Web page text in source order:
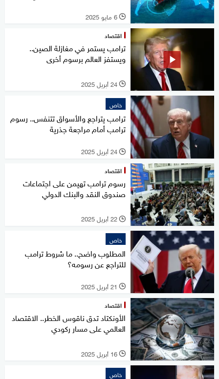
l 6 مايو 2025
اقتصاد
ترامب يستمر في مغازلة الصين..
ويستفز العالم برسوم أخرى
l 24 أبريل 2025
خاص
ترامب يتراجع والأسواق تتنفس.. رسوم
ترامب أمام مراجعة جذرية
l 24 أبريل 2025
اقتصاد
رسوم ترامب تهيمن على اجتماعات
صندوق النقد والبنك الدولي
l 22 أبريل 2025
خاص
المطلوب واضح.. ما شروط ترامب
للتراجع عن رسومه؟
l 21 أبريل 2025
اقتصاد
الأونكتاد تدق ناقوس الخطر.. الاقتصاد
العالمي على مسار ركودي
l 16 أبريل 2025
خاص